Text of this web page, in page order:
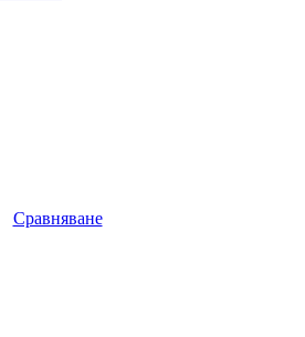
Сравняване